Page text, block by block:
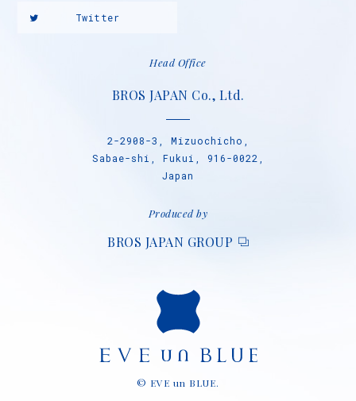
Twitter
Head Office
BROS JAPAN Co., Ltd.
2-2908-3, Mizuochicho,
Sabae-shi, Fukui, 916-0022,
Japan
Produced by
BROS JAPAN GROUP
© EVE un BLUE.